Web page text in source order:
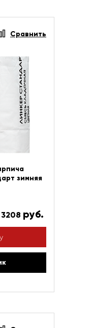
Сравнить
зимняя
3208 руб.